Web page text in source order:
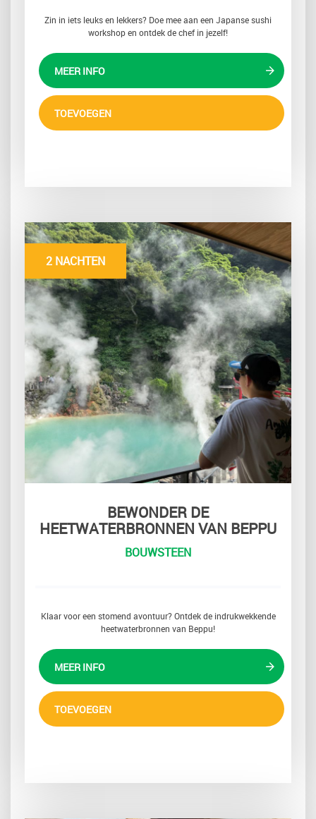
Zin in iets leuks en lekkers? Doe mee aan een Japanse sushi
workshop en ontdek de chef in jezelf!
MEER INFO
TOEVOEGEN
2 NACHTEN
BEWONDER DE
HEETWATERBRONNEN VAN BEPPU
BOUWSTEEN
Klaar voor een stomend avontuur? Ontdek de indrukwekkende
heetwaterbronnen van Beppu!
MEER INFO
TOEVOEGEN